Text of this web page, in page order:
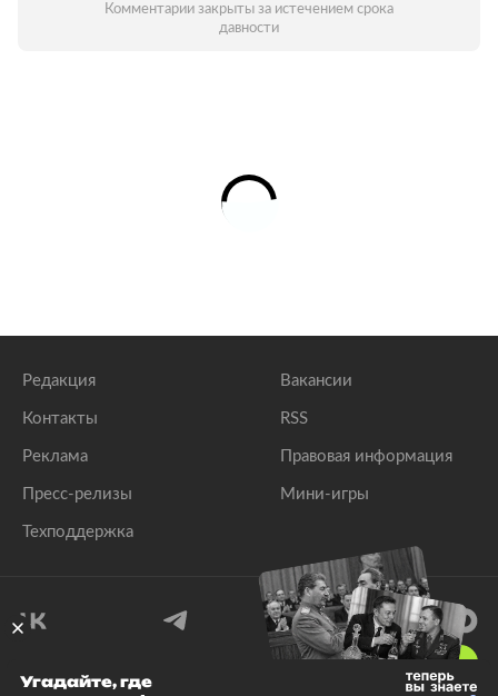
Комментарии закрыты за истечением срока
давности
Редакция
Контакты
Реклама
Пресс-релизы
Техподдержка
Вакансии
RSS
Правовая информация
Мини-игры
Угадайте, где